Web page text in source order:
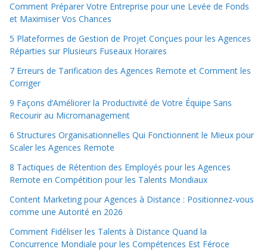
Comment Préparer Votre Entreprise pour une Levée de Fonds
et Maximiser Vos Chances
5 Plateformes de Gestion de Projet Conçues pour les Agences
Réparties sur Plusieurs Fuseaux Horaires
7 Erreurs de Tarification des Agences Remote et Comment les
Corriger
9 Façons d’Améliorer la Productivité de Votre Équipe Sans
Recourir au Micromanagement
6 Structures Organisationnelles Qui Fonctionnent le Mieux pour
Scaler les Agences Remote
8 Tactiques de Rétention des Employés pour les Agences
Remote en Compétition pour les Talents Mondiaux
Content Marketing pour Agences à Distance : Positionnez-vous
comme une Autorité en 2026
Comment Fidéliser les Talents à Distance Quand la
Concurrence Mondiale pour les Compétences Est Féroce